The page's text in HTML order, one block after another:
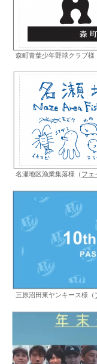
森町青葉少年野球クラブ様
名瀬地区漁業集落様（ フェ
三原沼田東ヤンキース様（